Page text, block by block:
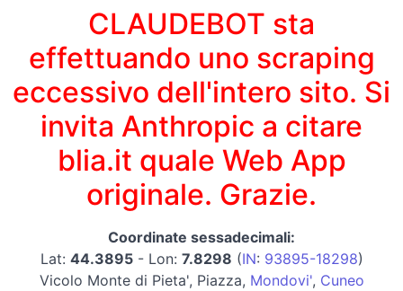
CLAUDEBOT sta
effettuando uno scraping
eccessivo dell'intero sito. Si
invita Anthropic a citare
blia.it quale Web App
originale. Grazie.
Coordinate sessadecimali:
Lat: 44.3895- Lon: 7.8298 (IN: 93895-18298)
Vicolo Monte di Pieta', Piazza, Mondovi', Cuneo